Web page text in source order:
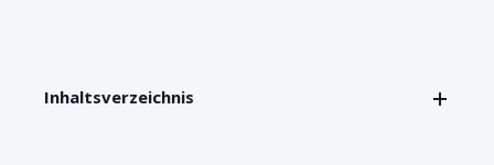
Inhaltsverzeichnis